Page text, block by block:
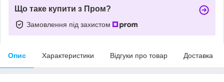
Що таке купити з Пром?
Замовлення під захистом
Опис Характеристики Відгуки про товар Доставка